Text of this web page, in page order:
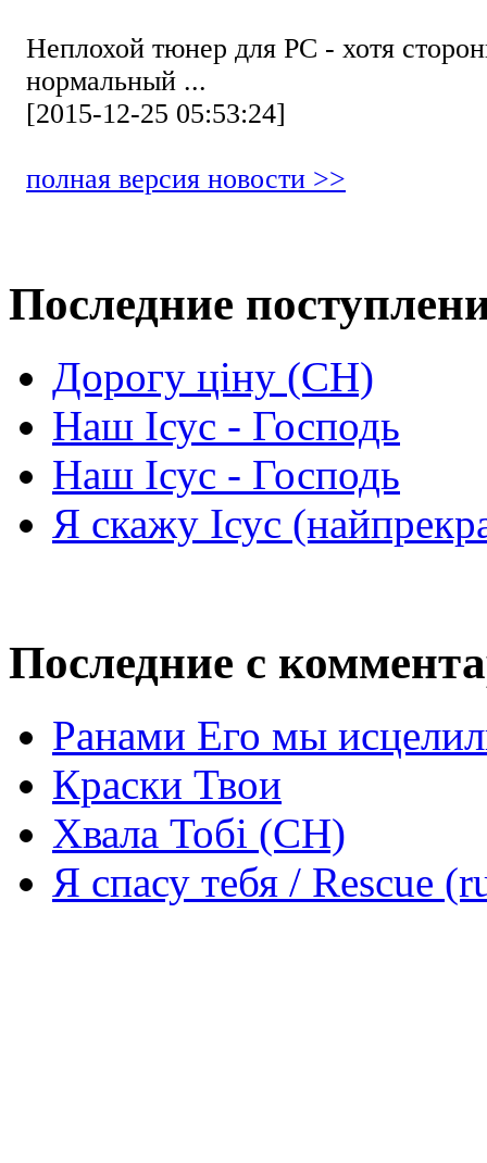
Неплохой тюнер для РС - хотя
нормальный ...
[2015-12-25 05:53:24]
полная версия новости >>
Последние
Дорогу ціну (СН)
Наш Ісус - Господь
Наш Ісус - Господь
Я скажу Ісус
Последние с
Ранами Его мы
Краски Твои
Хвала Тобі (СН)
Я спасу тебя / Rescue